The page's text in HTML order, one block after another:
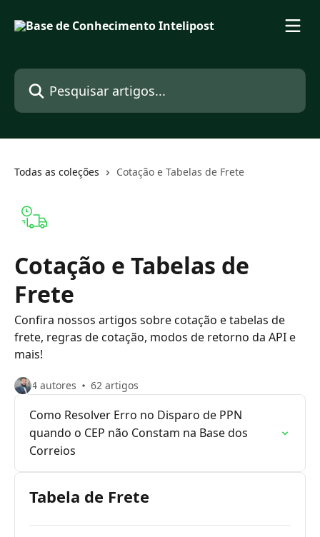
Pesquisar artigos...
Todas as coleções Cotação e Tabelas de Frete
Cotação e Tabelas de
Frete
Confira nossos artigos sobre cotação e tabelas de
frete, regras de cotação, modos de retorno da API e
mais!
4 autores 62 artigos
Como Resolver Erro no Disparo de PPN
quando o CEP não Constam na Base dos
Correios
Tabela de Frete